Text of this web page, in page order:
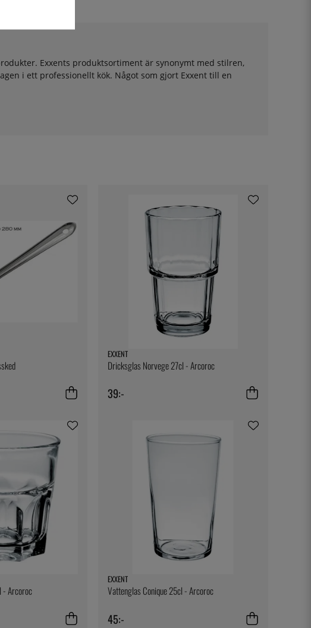
Exxents produktsortiment är synonymt med stilren,
i ett professionellt kök. Något som gjort Exxent till en
EXXENT
Dricksglas Norvege 27cl - Arcoroc
39:-
- Arcoroc
EXXENT
Vattenglas Conique 25cl - Arcoroc
45:-